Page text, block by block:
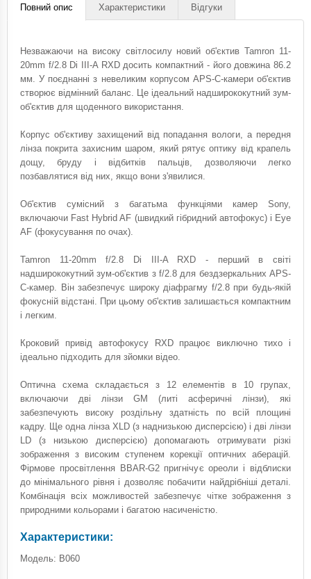
Повний опис Характеристики Відгуки
Незважаючи на високу світлосилу новий об'єктив Tamron 11-
20mm f/2.8 Di III-A RXD досить компактний - його довжина 86.2
мм. У поєднанні з невеликим корпусом APS-C-камери об'єктив
створює відмінний баланс. Це ідеальний надширококутний зум-
об'єктив для щоденного використання.
Корпус об'єктиву захищений від попадання вологи, а передня
лінза покрита захисним шаром, який рятує оптику від крапель
дощу, бруду і відбитків пальців, дозволяючи легко
позбавлятися від них, якщо вони з'явилися.
Об'єктив сумісний з багатьма функціями камер Sony,
включаючи Fast Hybrid AF (швидкий гібридний автофокус) і Eye
AF (фокусування по очах).
Tamron 11-20mm f/2.8 Di III-A RXD - перший в світі
надширококутний зум-об'єктив з f/2.8 для бездзеркальних APS-
C-камер. Він забезпечує широку діафрагму f/2.8 при будь-якій
фокусній відстані. При цьому об'єктив залишається компактним
і легким.
Кроковий привід автофокусу RXD працює виключно тихо і
ідеально підходить для зйомки відео.
Оптична схема складається з 12 елементів в 10 групах,
включаючи дві лінзи GM (литі асферичні лінзи), які
забезпечують високу роздільну здатність по всій площині
кадру. Ще одна лінза XLD (з наднизькою дисперсією) і дві лінзи
LD (з низькою дисперсією) допомагають отримувати різкі
зображення з високим ступенем корекції оптичних аберацій.
Фірмове просвітлення BBAR-G2 пригнічує ореоли і відблиски
до мінімального рівня і дозволяє побачити найдрібніші деталі.
Комбінація всіх можливостей забезпечує чітке зображення з
природними кольорами і багатою насиченістю.
Характеристики:
Модель: B060